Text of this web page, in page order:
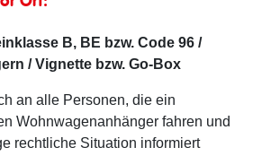
B, BE bzw. Code 96 /
/ Vignette bzw. Go-Box
an alle Personen, die ein
Wohnwagenanhänger fahren und
rechtliche Situation informiert